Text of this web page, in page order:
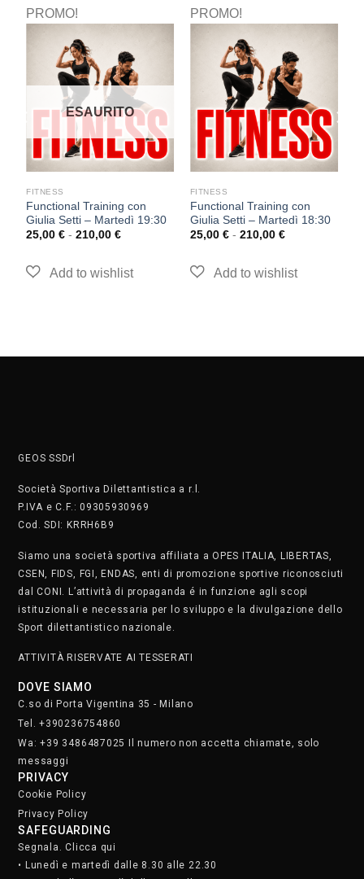
PROMO!
ESAURITO
FITNESS
Functional Training con
Giulia Setti – Martedì 19:30
25,00€ - 210,00€
PROMO!
FITNESS
Functional Training con
Giulia Setti – Martedì 18:30
25,00 € - 210,00 €
GEOS SSDrl
Società Sportiva Dilettantistica a r.l.
P.IVA e C.F.: 09305930969
Cod. SDI: KRRH6B9
Siamo una società sportiva affiliata a OPES ITALIA, LIBERTAS,
CSEN, FIDS, FGI, ENDAS, enti di promozione sportive riconosciuti
dal CONI. L’attività di propaganda é in funzione agli scopi
istituzionali e necessaria per lo sviluppo e la divulgazione dello
Sport dilettantistico nazionale.
ATTIVITÀ RISERVATE AI TESSERATI
DOVE SIAMO
C.so di Porta Vigentina 35 - Milano
Tel. +390236754860
Wa: +39 3486487025 Il numero non accetta chiamate, solo
messaggi
PRIVACY
Cookie Policy
Privacy Policy
SAFEGUARDING
Segnala. Clicca qui
• Lunedì e martedì dalle 8.30 alle 22.30